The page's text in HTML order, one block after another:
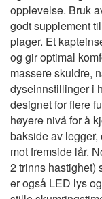
opplevelse. Bruk
godt supplement
plager. Et
og gir optimal
massere skuldre,
dyseinnstillinger i
designet for flere
høyere nivå for å
bakside av
mot fremside lår.
2 trinns hastighet)
er også LED lys